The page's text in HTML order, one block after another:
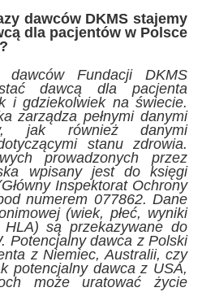
dawców DKMS stajemy
dla pacjentów w Polsce
dawców Fundacji DKMS
dawcą dla pacjenta
i gdziekolwiek na świecie.
zarządza pełnymi danymi
jak również danymi
stanu zdrowia.
prowadzonych przez
wpisany jest do księgi
Inspektorat Ochrony
numerem 077862. Dane
(wiek, płeć, wyniki
HLA) są przekazywane do
Potencjalny dawca z Polski
z Niemiec, Australii, czy
potencjalny dawca z USA,
może uratować życie